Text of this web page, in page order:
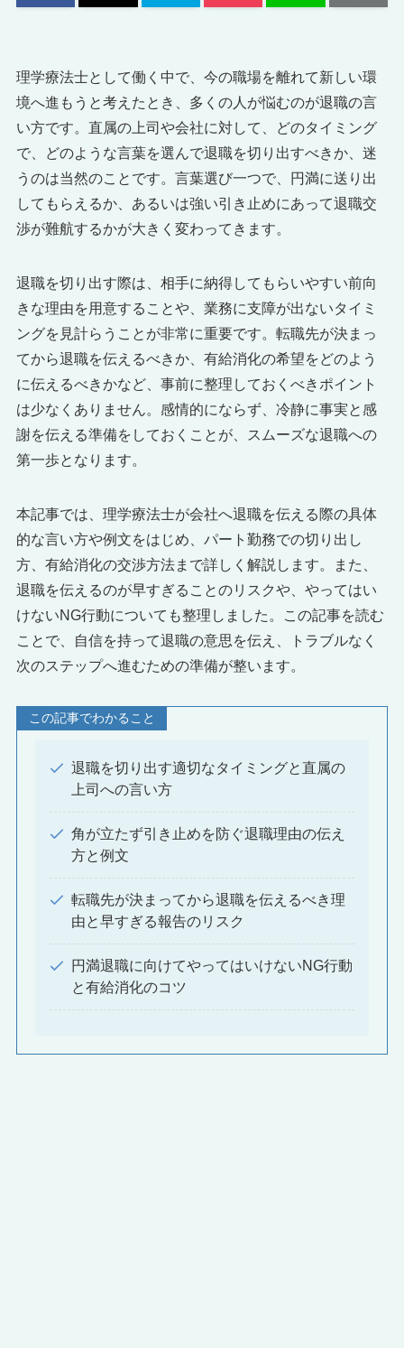
理学療法士として働く中で、今の職場を離れて新しい環
境へ進もうと考えたとき、多くの人が悩むのが退職の言
い方です。直属の上司や会社に対して、どのタイミング
で、どのような言葉を選んで退職を切り出すべきか、迷
うのは当然のことです。言葉選び一つで、円満に送り出
してもらえるか、あるいは強い引き止めにあって退職交
渉が難航するかが大きく変わってきます。
退職を切り出す際は、相手に納得してもらいやすい前向
きな理由を用意することや、業務に支障が出ないタイミ
ングを見計らうことが非常に重要です。転職先が決まっ
てから退職を伝えるべきか、有給消化の希望をどのよう
に伝えるべきかなど、事前に整理しておくべきポイント
は少なくありません。感情的にならず、冷静に事実と感
謝を伝える準備をしておくことが、スムーズな退職への
第一歩となります。
本記事では、理学療法士が会社へ退職を伝える際の具体
的な言い方や例文をはじめ、パート勤務での切り出し
方、有給消化の交渉方法まで詳しく解説します。また、
退職を伝えるのが早すぎることのリスクや、やってはい
けないNG行動についても整理しました。この記事を読む
ことで、自信を持って退職の意思を伝え、トラブルなく
次のステップへ進むための準備が整います。
この記事でわかること
退職を切り出す適切なタイミングと直属の
上司への言い方
角が立たず引き止めを防ぐ退職理由の伝え
方と例文
転職先が決まってから退職を伝えるべき理
由と早すぎる報告のリスク
円満退職に向けてやってはいけないNG行動
と有給消化のコツ